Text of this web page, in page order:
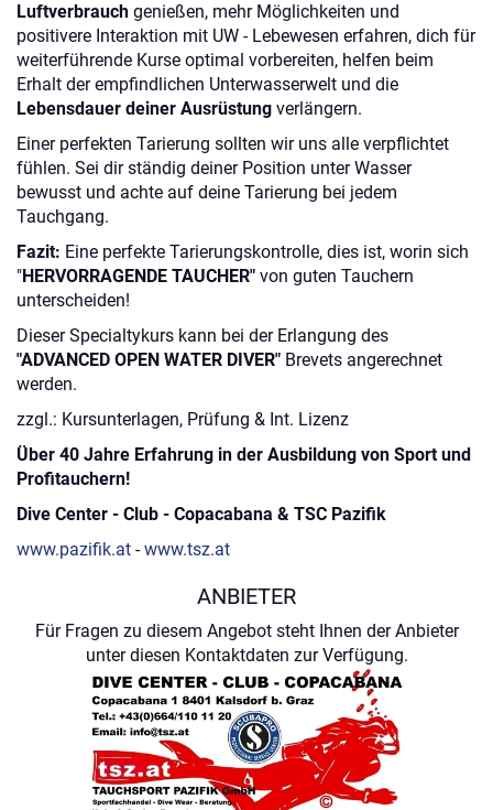
Luftverbrauch genießen, mehr Möglichkeiten und
positivere Interaktion mit UW - Lebewesen erfahren, dich für
weiterführende Kurse optimal vorbereiten, helfen beim
Erhalt der empfindlichen Unterwasserwelt und die
Lebensdauer deiner Ausrüstung verlängern.
Einer perfekten Tarierung sollten wir uns alle verpflichtet
fühlen. Sei dir ständig deiner Position unter Wasser
bewusst und achte auf deine Tarierung bei jedem
Tauchgang.
Fazit: Eine perfekte Tarierungskontrolle, dies ist, worin sich
"HERVORRAGENDE TAUCHER" von guten Tauchern
unterscheiden!
Dieser Specialtykurs kann bei der Erlangung des
"ADVANCED OPEN WATER DIVER" Brevets angerechnet
werden.
zzgl.: Kursunterlagen, Prüfung & Int. Lizenz
Über 40 Jahre Erfahrung in der Ausbildung von Sport und
Profitauchern!
Dive Center - Club - Copacabana & TSC Pazifik
www.pazifik.at -www.tsz.at
ANBIETER
Für Fragen zu diesem Angebot steht Ihnen der Anbieter
unter diesen Kontaktdaten zur Verfügung.